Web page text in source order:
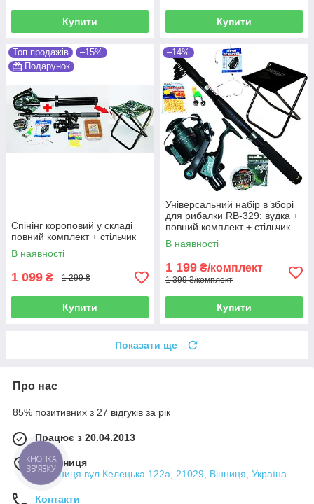
Купити Купити
Топ продажів
–15%
Подарунок
Спінінг короповий у складі
повний комплект + стільчик
В наявності
1 099 ₴ 1 299 ₴
Купити
–14%
Універсальний набір в зборі
для рибалки RB-329: вудка +
повний комплект + стільчик
В наявності
1 199 ₴/комплект
1 399 ₴/комплект
Купити
Показати ще
Про нас
85% позитивних з 27 відгуків за рік
Працює з 20.04.2013
м. Вінниця
м.Вінниця вул.Келецька 122а, 21029, Вінниця, Україна
Контакти
КНОПКА
ЗВ'ЯЗКУ